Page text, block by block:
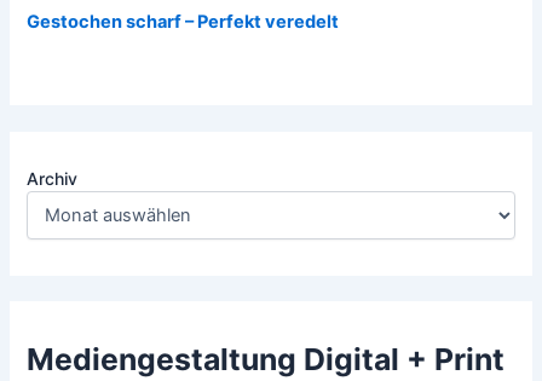
Gestochen scharf – Perfekt veredelt
Archiv
Mediengestaltung Digital + Print